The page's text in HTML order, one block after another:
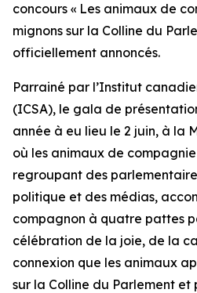
concours « Les animaux de
mignons sur la Colline du
officiellement annoncés.
Parrainé par l’Institut
(ICSA), le gala de
année à eu lieu le 2 juin, à la
où les animaux de
regroupant des
politique et des médias,
compagnon à quatre pattes
célébration de la joie, de la
connexion que les animaux
sur la Colline du Parlement et